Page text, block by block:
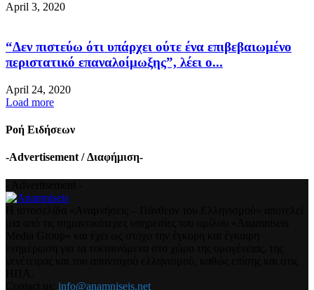
April 3, 2020
“Δεν πιστεύω ότι υπάρχει ούτε ένα επιβεβαιωμένο
περιστατικό επαναλοίμωξης”, λέει ο...
April 24, 2020
Load more
Ροή Ειδήσεων
-Advertisement / Διαφήμιση-
info@anamniseis.net